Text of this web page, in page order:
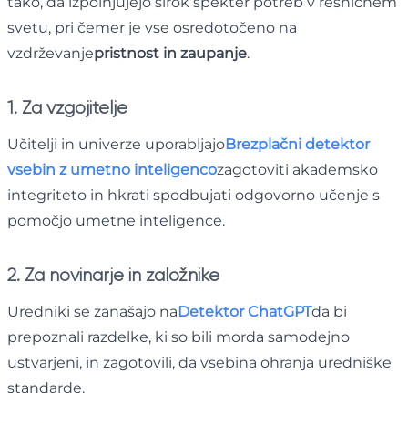
svetu, pri čemer je vse osredotočeno na
vzdrževanjepristnost in zaupanje.
1. Za vzgojitelje
Učitelji in univerze uporabljajoBrezplačni detektor
vsebin z umetno inteligencozagotoviti akademsko
integriteto in hkrati spodbujati odgovorno učenje s
pomočjo umetne inteligence.
2. Za novinarje in založnike
Uredniki se zanašajo naDetektor ChatGPTda bi
prepoznali razdelke, ki so bili morda samodejno
ustvarjeni, in zagotovili, da vsebina ohranja uredniške
standarde.